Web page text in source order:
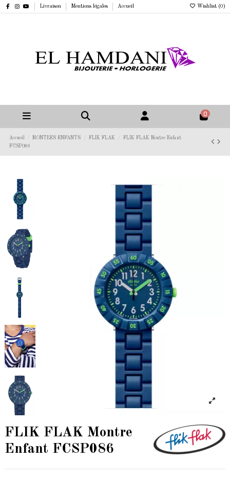
Livraison Mentions légales Accueil Wishlist (0 )
0
Accueil MONTRES ENFANTS FLIK FLAK
FLIK FLAK Montre Enfant
FCSP086
FLIK FLAK Montre
Enfant FCSP086